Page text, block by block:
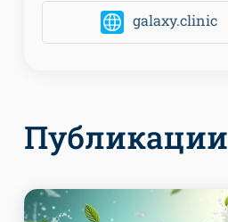
galaxy.clinic
Публикации